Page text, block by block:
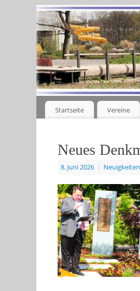
Startseite Vereine
Neues
8. Juni 2026 | Neuigkeiten